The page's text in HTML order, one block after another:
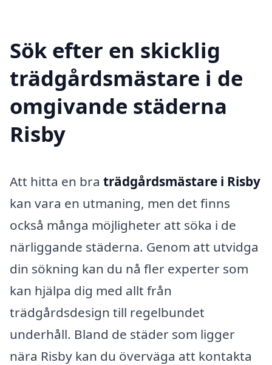
Sök efter en skicklig
trädgårdsmästare i de
omgivande städerna
Risby
Att hitta en bra trädgårdsmästare i Risby
kan vara en utmaning, men det finns
också många möjligheter att söka i de
närliggande städerna. Genom att utvidga
din sökning kan du nå fler experter som
kan hjälpa dig med allt från
trädgårdsdesign till regelbundet
underhåll. Bland de städer som ligger
nära Risby kan du överväga att kontakta